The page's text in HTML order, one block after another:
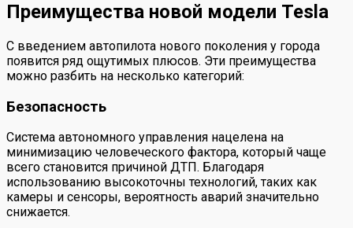
Преимущества новой модели Tesla
С введением автопилота нового поколения у города
появится ряд ощутимых плюсов. Эти преимущества
можно разбить на несколько категорий:
Безопасность
Система автономного управления нацелена на
минимизацию человеческого фактора, который чаще
всего становится причиной ДТП. Благодаря
использованию высокоточны технологий, таких как
камеры и сенсоры, вероятность аварий значительно
снижается.